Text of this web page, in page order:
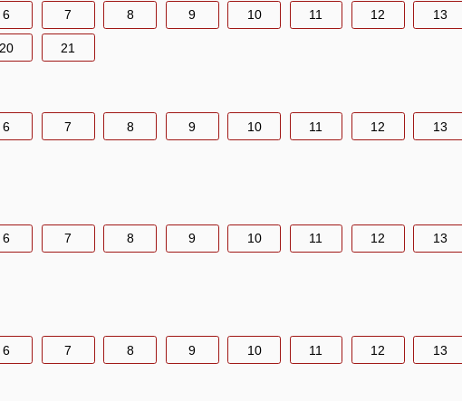
6 7 8 9 10 11 12 13
20 21
6 7 8 9 10 11 12 13
6 7 8 9 10 11 12 13
6 7 8 9 10 11 12 13